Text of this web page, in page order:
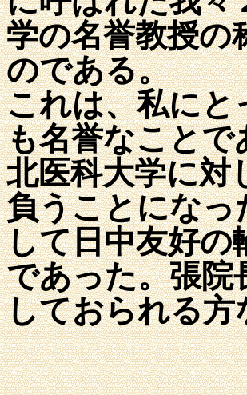
学の名誉教授の
のである。
これは、私にと
も名誉なことで
北医科大学に対
負うことになっ
して日中友好の
であった。張院
しておられる